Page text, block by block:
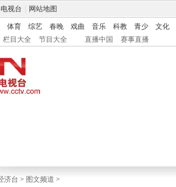
视台 网站地图
体育 综艺 春晚 戏曲 音乐 科教 青少 文化
栏目大全 节目大全 直播中国 赛事直播
济台 > 图文频道 >